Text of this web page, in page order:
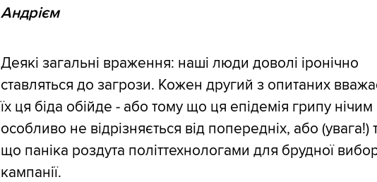
Андрієм
Деякі загальні враження: наші люди доволі іронічно
ставляться до загрози. Кожен другий з опитаних
їх ця біда обійде - або тому що ця епідемія грипу нічим
особливо не відрізняється від попередніх, або (увага!)
що паніка роздута політтехнологами для брудної
кампанії.